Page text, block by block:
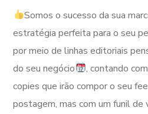
Somos o sucesso da sua
estratégia perfeita para o seu
por meio de linhas editoriais
do seu negócio
, contando
copies que irão compor o seu
postagem, mas com um funil de